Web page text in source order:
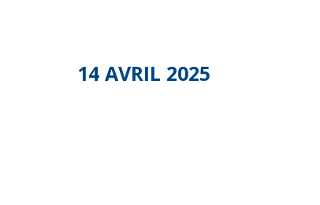
14 AVRIL 2025